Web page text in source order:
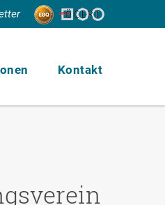
Kontakt